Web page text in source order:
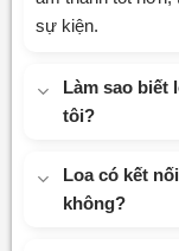
sự kiện.
Làm sao biết
tôi?
Loa có kết
không?